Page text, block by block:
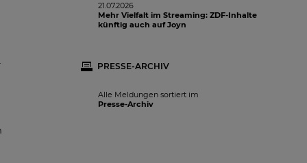
21.07.2026
Mehr Vielfalt im Streaming: ZDF-Inhalte
künftig auch auf Joyn
PRESSE-ARCHIV
Alle Meldungen sortiert im
Presse-Archiv